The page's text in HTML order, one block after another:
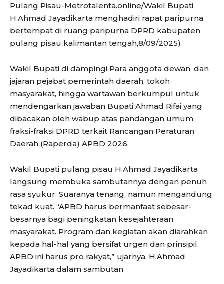
Pulang Pisau-Metrotalenta.online/Wakil Bupati
H.Ahmad Jayadikarta menghadiri rapat paripurna
bertempat di ruang paripurna DPRD kabupaten
pulang pisau kalimantan tengah,8/09/2025)
Wakil Bupati di dampingi Para anggota dewan, dan
jajaran pejabat pemerintah daerah, tokoh
masyarakat, hingga wartawan berkumpul untuk
mendengarkan jawaban Bupati Ahmad Rifai yang
dibacakan oleh wabup atas pandangan umum
fraksi-fraksi DPRD terkait Rancangan Peraturan
Daerah (Raperda) APBD 2026.
Wakil Bupati pulang pisau H.Ahmad Jayadikarta
langsung membuka sambutannya dengan penuh
rasa syukur. Suaranya tenang, namun mengandung
tekad kuat. “APBD harus bermanfaat sebesar-
besarnya bagi peningkatan kesejahteraan
masyarakat. Program dan kegiatan akan diarahkan
kepada hal-hal yang bersifat urgen dan prinsipil.
APBD ini harus pro rakyat,” ujarnya, H.Ahmad
Jayadikarta dalam sambutan